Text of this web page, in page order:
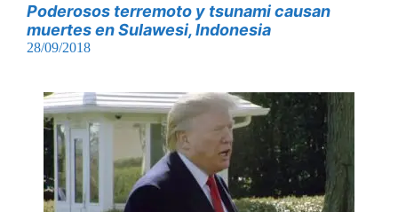
Poderosos terremoto y tsunami causan
muertes en Sulawesi, Indonesia
28/09/2018